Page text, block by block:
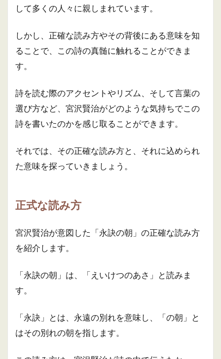
して多くの人々に親しまれています。
しかし、正確な読み方やその背後にある意味を知
ることで、この詩の真髄に触れることができま
す。
詩を読む際のアクセントやリズム、そして言葉の
選び方など、宮沢賢治がどのような気持ちでこの
詩を書いたのかを感じ取ることができます。
それでは、その正確な読み方と、それに込められ
た意味を探っていきましょう。
正式な読み方
宮沢賢治が意図した「永訣の朝」の正確な読み方
を紹介します。
「永訣の朝」は、「えいけつのあさ」と読みま
す。
「永訣」とは、永遠の別れを意味し、「の朝」と
はその別れの朝を指します。